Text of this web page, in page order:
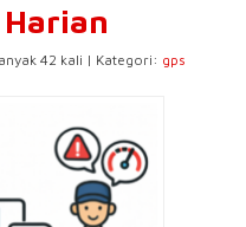
42 kali | Kategori: gps